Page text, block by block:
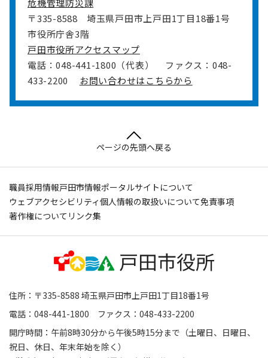
危機管理防災課
〒335-8588
埼玉県戸田市上戸田1丁目18番1号
市役所庁舎3階
戸田市役所アクセスマップ
電話：048-441-1800（代表）
ファクス：048-
433-2200
お問い合わせはこちらから
ページの先頭へ戻る
職員採用情報戸田市情報ポータルサイトについて
ウェブアクセシビリティ個人情報の取扱いについて免責事項
著作権について リンク集
住所：〒335-8588 埼玉県戸田市上戸田1丁目18番1号
電話：048-441-1800 ファクス：048-433-2200
開庁時間：午前8時30分から午後5時15分まで（土曜日、日曜日、
祝日、休日、年末年始を除く）